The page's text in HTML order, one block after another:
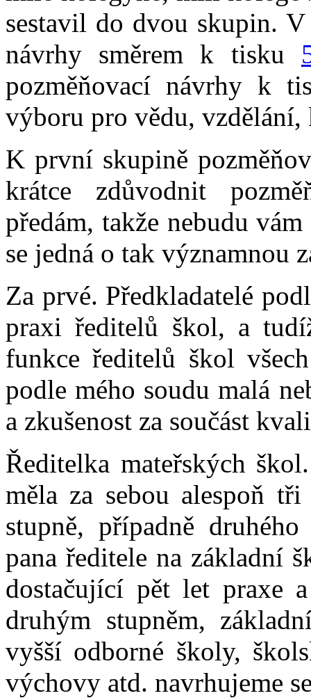
sestavil do dvou skupin.
návrhy směrem k tisku
pozměňovací návrhy k
výboru pro vědu,
K první skupině
krátce zdůvodnit
předám, takže nebudu
se jedná o tak významnou
Za prvé. Předkladatelé
praxi ředitelů škol, a
funkce ředitelů škol
podle mého soudu malá
a zkušenost za součást
Ředitelka mateřských
měla za sebou alespoň
stupně, případně
pana ředitele na základní
dostačující pět let praxe
druhým stupněm,
vyšší odborné školy,
výchovy atd. navrhujeme